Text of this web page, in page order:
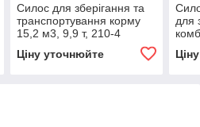
Силос для зберігання та
транспортування корму
15,2 м3, 9,9 т, 210-4
Ціну уточнюйте
для